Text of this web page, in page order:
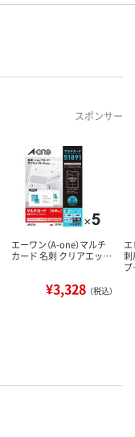
スポンサー
エーワン（A-one）マルチ
カード 名刺 クリアエッ…
¥3,328 （税込）
刺